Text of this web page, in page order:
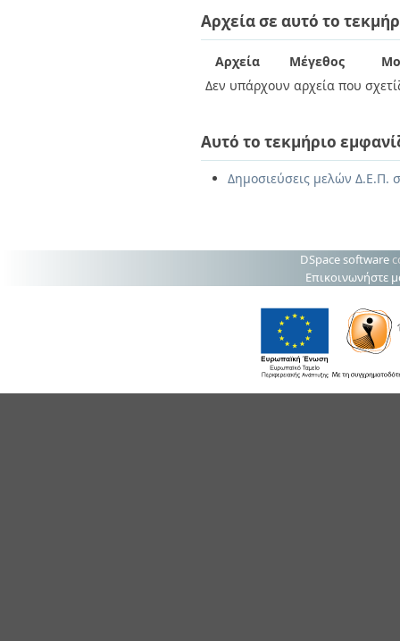
Αρχεία σε αυτό το
Αρχεία Μέγεθος
Δεν υπάρχουν αρχεία που
Αυτό το τεκμήριο
Δημοσιεύσεις μελών Δ.Ε.Π.
DSpace software
Επικοινωνήστε